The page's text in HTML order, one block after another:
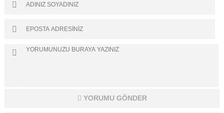
YORUMU GÖNDER